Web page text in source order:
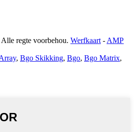
regte voorbehou. Werfkaart - AMP
, Bgo Skikking, Bgo, Bgo Matrix,